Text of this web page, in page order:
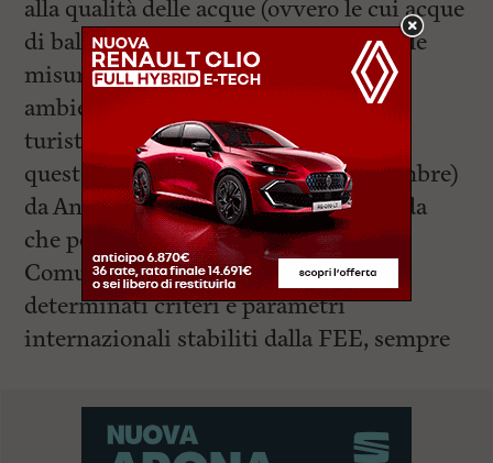
alla qualità delle acque (ovvero le cui acque
di balneazione risultino eccellenti), alle
misure di sicurezza e all’educazione
ambientale, alla qualità dei servizi
turistici. La bandiera blu sventolerà
quest’estate (dal 15 giugno al 15 settembre)
da Antignano a Quercianella. Si ricorda
che per ottenerla le Amministrazioni
Comunali devono rispondere a
determinati criteri e parametri
internazionali stabiliti dalla FEE, sempre